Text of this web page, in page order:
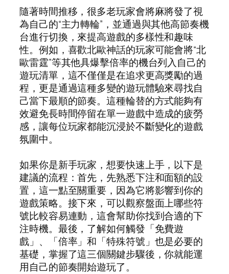
隨著時間推移，很多老玩家會將麻將發了視
為自己的“主力轉輪”，並通過與其他高節奏機
台進行切換，來提高遊戲的多樣性和趣味
性。例如，喜歡北歐神話的玩家可能會將“北
歐雷霆”等其他具爆擊倍率的機台列入自己的
遊玩清單，這不僅僅是在追求更高獎勵的過
程，更是通過這種多變的遊玩體驗來尋找自
己當下最順的節奏。這種輪替的方式能夠有
效避免長時間停留在單一遊戲中造成的疲勞
感，讓每位玩家都能沉浸於不斷變化的遊戲
氛圍中。
如果你是新手玩家，想要快速上手，以下是
建議的流程：首先，先熟悉下注和面額的設
置，這一點至關重要，因為它將影響到你的
遊戲策略。接下來，可以觀察盤面上哪些符
號比較容易連動，這會幫助你找到合適的下
注時機。最後，了解如何觸發「免費遊
戲」、「倍率」和「特殊符號」也是必要的
基礎，掌握了這三個關鍵步驟後，你就能運
用自己的節奏開始遊玩了。